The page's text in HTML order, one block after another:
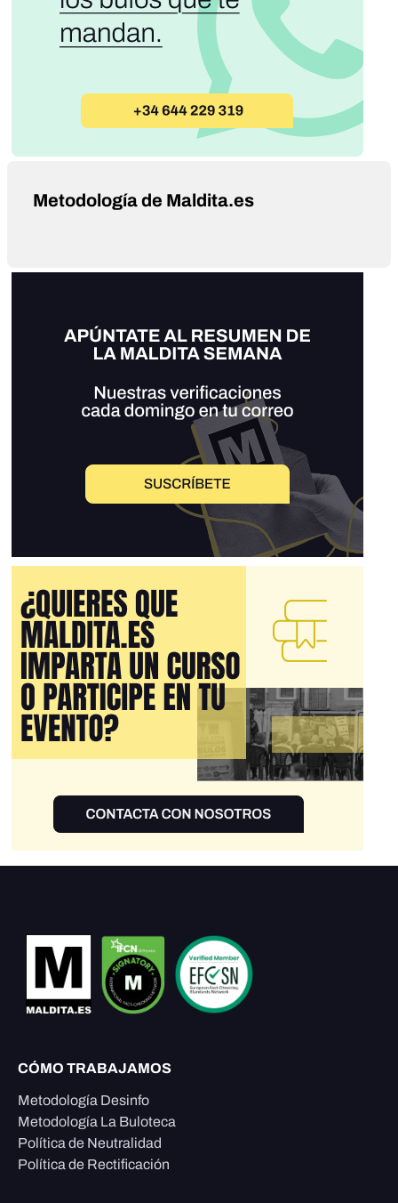
Metodología de Maldita.es
CÓMO TRABAJAMOS
Metodología Desinfo
Metodología La Buloteca
Política de Neutralidad
Política de Rectificación